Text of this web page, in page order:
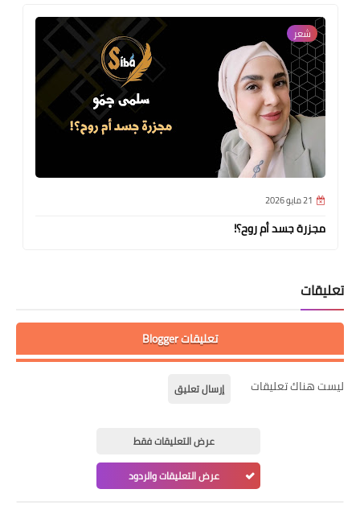
شعر
21 مايو 2026
مجزرة جسد أم روح؟!
تعليقات
تعليقات Blogger
ليست هناك تعليقات إرسال تعليق
عرض التعليقات فقط
عرض التعليقات والردود